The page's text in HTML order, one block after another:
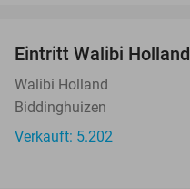
Eintritt Walibi Holland
Walibi Holland
Biddinghuizen
Verkauft: 5.202